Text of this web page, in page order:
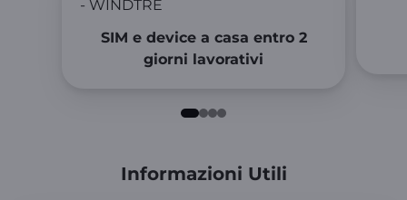
SIM e device a casa entro 2
giorni lavorativi
Informazioni Utili